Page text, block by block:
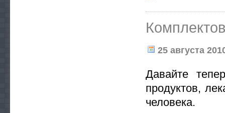
25 августа
Давайте
продуктов,
человека.